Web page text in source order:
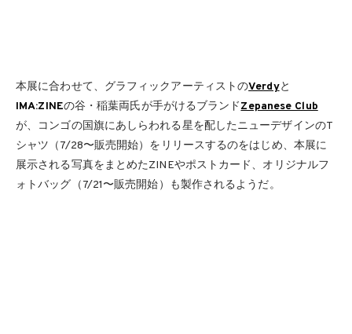
本展に合わせて、グラフィックアーティストのVerdyと
IMA:ZINEの谷・稲葉両氏が手がけるブランドZepanese Club
が、コンゴの国旗にあしらわれる星を配したニューデザインのT
シャツ（7/28〜販売開始）をリリースするのをはじめ、本展に
展示される写真をまとめたZINEやポストカード、オリジナルフ
ォトバッグ（7/21〜販売開始）も製作されるようだ。